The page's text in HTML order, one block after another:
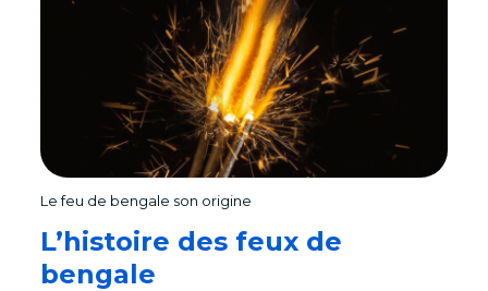
Le feu de bengale son origine
L’histoire des feux de
bengale